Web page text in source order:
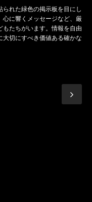
れた緑色の掲示板を目にし
心に響くメッセージなど、厳
たちがいます。情報を自由
大切にすべき価値ある確かな